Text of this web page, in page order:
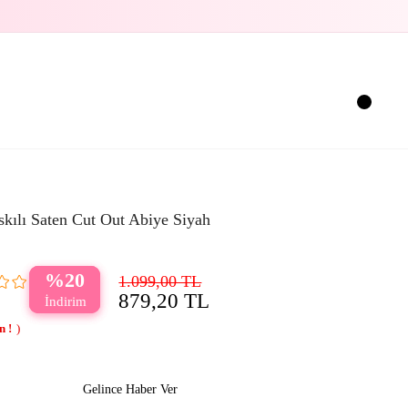
Saten Cut Out Abiye Siyah
20 1.099,00 TL
879,20 TL
Gelince Haber Ver